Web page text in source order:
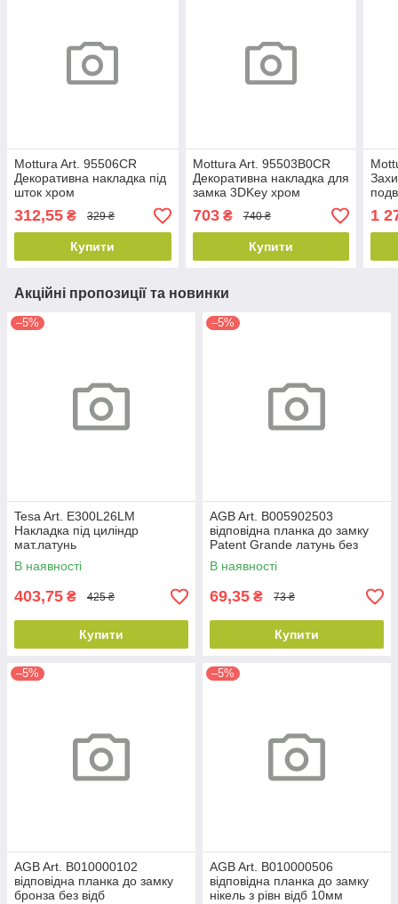
Mottura Art. 95506CR
Декоративна накладка під
шток хром
312,55 ₴ 329 ₴
Купити
Mottura Art. 95503B0CR
Декоративна накладка для
замка 3DKey хром
703₴ 740 ₴
Купити
1
Акційні пропозиції та новинки
–5%
Tesa Art. E300L26LM
Накладка під циліндр
мат.латунь
В наявності
403,75 ₴ 425 ₴
Купити
–5%
AGB Art. B005902503
відповідна планка до замку
Patent Grande латунь без
відб
В наявності
69,35 ₴ 73 ₴
Купити
–5%
AGB Art. B010000102
відповідна планка до замку
бронза без відб
–5%
AGB Art. B010000506
відповідна планка до замку
нікель з рівн відб 10мм